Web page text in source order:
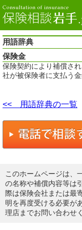
用語辞典
保険金
保険契約により補償さ
社が被保険者に支払う金
<< 用語辞典の一覧
このホームページは、
の名称や補償内容等は
際は保険会社または最
明を再度受ける必要が
理店までお問い合わせ